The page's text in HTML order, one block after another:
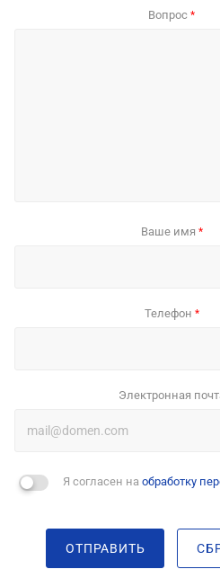
Вопрос *
Ваше имя *
Телефон *
Электронная
Я согласен на обработку
ОТПРАВИТЬ